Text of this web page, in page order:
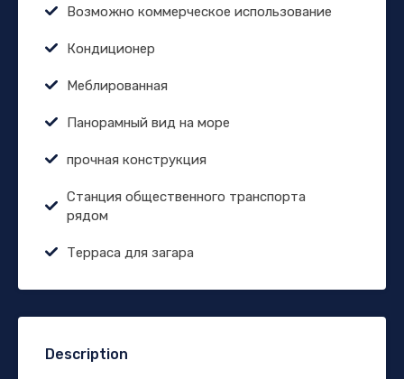
Возможно коммерческое использование
Кондиционер
Меблированная
Панорамный вид на море
прочная конструкция
Станция общественного транспорта
рядом
Терраса для загара
Description